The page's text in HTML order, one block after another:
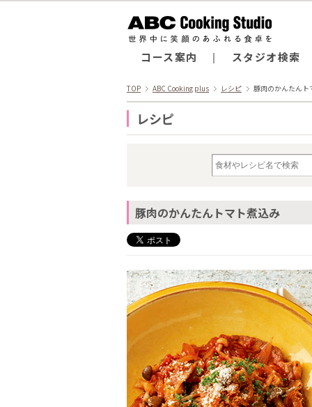
コース案内 スタジオ検索
TOP ABC Cooking plus レシピ 豚肉のかんたんト
レシピ
豚肉のかんたんトマト煮込み